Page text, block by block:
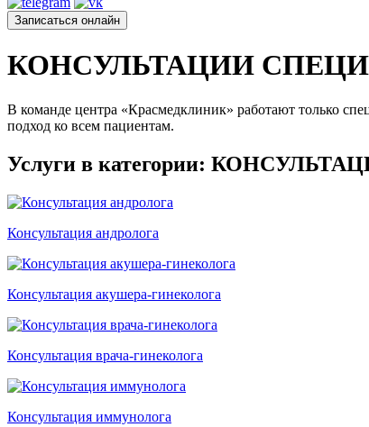
Записаться онлайн
КОНСУЛЬТАЦИИ
В команде центра «Красмедклиник» работают только
подход ко всем пациентам.
Услуги в категории:
Консультация андролога
Консультация акушера-гинеколога
Консультация врача-гинеколога
Консультация иммунолога